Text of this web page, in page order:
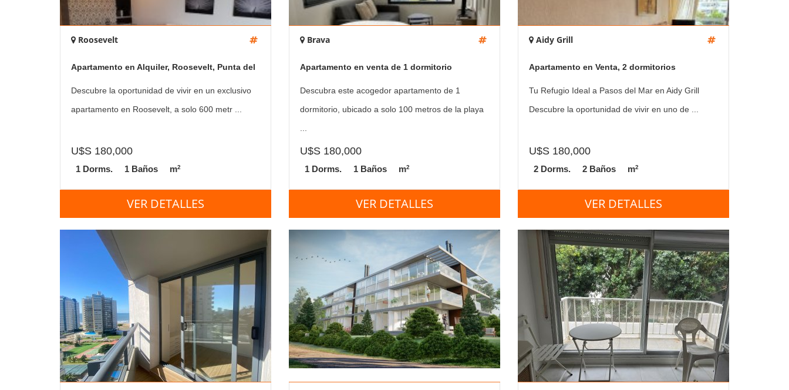
Roosevelt
Apartamento en Alquiler, Roosevelt, Punta del
Este, 1 y medio Dormitorio
Descubre la oportunidad de vivir en un exclusivo
apartamento en Roosevelt, a solo 600 metr ...
U$S 180,000
1 Dorms. 1 Baños m2
VER DETALLES
Brava
Apartamento en venta de 1 dormitorio
Descubra este acogedor apartamento de 1
dormitorio, ubicado a solo 100 metros de la playa
...
U$S 180,000
1 Dorms. 1 Baños m2
VER DETALLES
Aidy Grill
Apartamento en Venta, 2 dormitorios
Tu Refugio Ideal a Pasos del Mar en Aidy Grill
Descubre la oportunidad de vivir en uno de ...
U$S 180,000
2 Dorms. 2 Baños m2
VER DETALLES